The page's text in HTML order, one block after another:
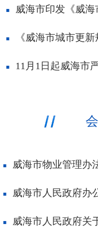
威海市印发《威海市火灾事故调查处理规定》
《威海市城市更
11月1日起威海市严
威海市物业管理办
威海市人民政府办公室关于印发威
威海市人民政府关于设立陆生野